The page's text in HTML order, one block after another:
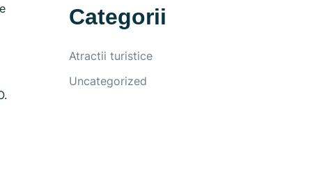
Categorii
Atractii turistice
Uncategorized